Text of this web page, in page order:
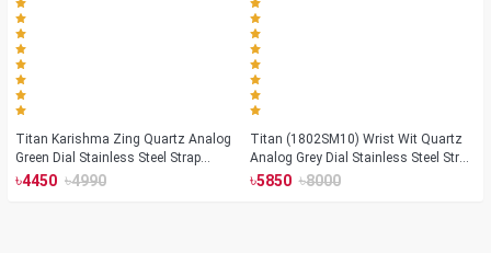
Titan Karishma Zing Quartz Analog
Green Dial Stainless Steel Strap
Watch For Men (1648YM06)
৳4450 ৳4990
Titan (1802SM10) Wrist Wit Quartz
Analog Grey Dial Stainless Steel Strap
Watch for Men
৳5850 ৳8000